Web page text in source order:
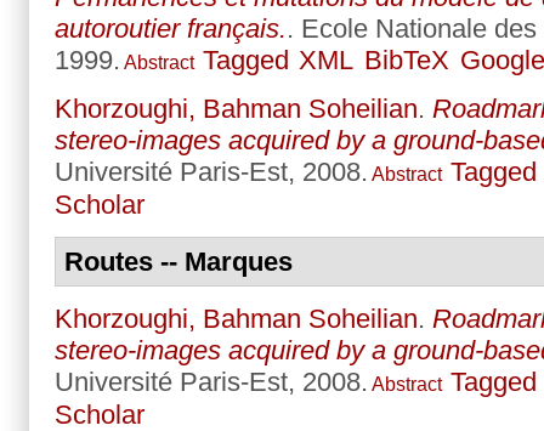
autoroutier français.. Ecole Nationale
1999. Abstract Tagged XML BibTeX
Khorzoughi, Bahman Soheilian.
stereo-images acquired by a ground-
Université Paris-Est, 2008. Abstract Tagged
Scholar
Routes -- Marques
Khorzoughi, Bahman Soheilian.
stereo-images acquired by a ground-
Université Paris-Est, 2008. Abstract Tagged
Scholar